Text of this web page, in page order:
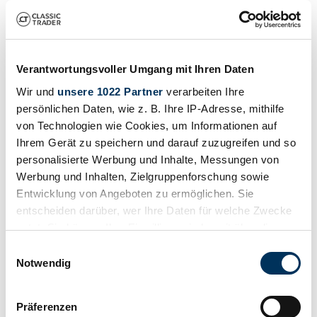
Verantwortungsvoller Umgang mit Ihren Daten
Wir und unsere 1022 Partner verarbeiten Ihre
persönlichen Daten, wie z. B. Ihre IP-Adresse, mithilfe
von Technologien wie Cookies, um Informationen auf
Ihrem Gerät zu speichern und darauf zuzugreifen und so
personalisierte Werbung und Inhalte, Messungen von
Werbung und Inhalten, Zielgruppenforschung sowie
Entwicklung von Angeboten zu ermöglichen. Sie
entscheiden darüber, wer Ihre Daten für welche Zwecke
nutzt. Sie können Ihre Einwilligung jederzeit über die
Trigger Symbol ändern oder widerrufen
Notwendig
Präferenzen
Pas de logo